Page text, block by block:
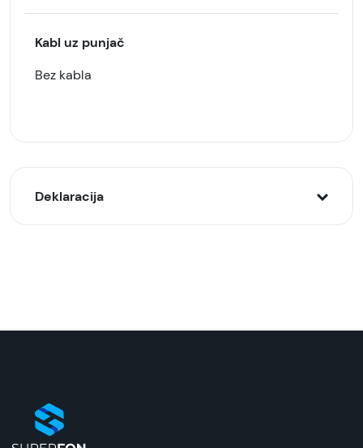
Kabl uz punjač
Bez kabla
Deklaracija
Bežični punjač
EAN:
8806092978690